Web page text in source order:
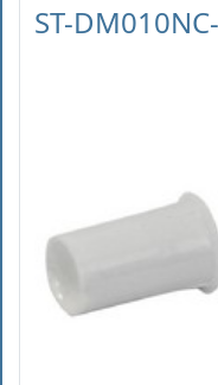
ST-